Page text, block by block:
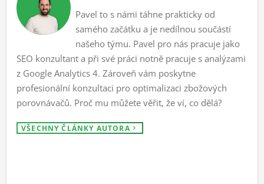
Pavel to s námi táhne prakticky od
samého začátku a je nedílnou součástí
našeho týmu. Pavel pro nás pracuje jako
SEO konzultant a při své práci notně pracuje s analýzami
z Google Analytics 4. Zároveň vám poskytne
profesionální konzultaci pro optimalizaci zbožových
porovnávačů. Proč mu můžete věřit, že ví, co dělá?
VŠECHNY ČLÁNKY AUTORA